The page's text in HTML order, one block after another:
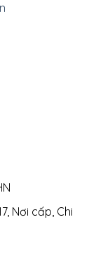
Nơi cấp, Chi